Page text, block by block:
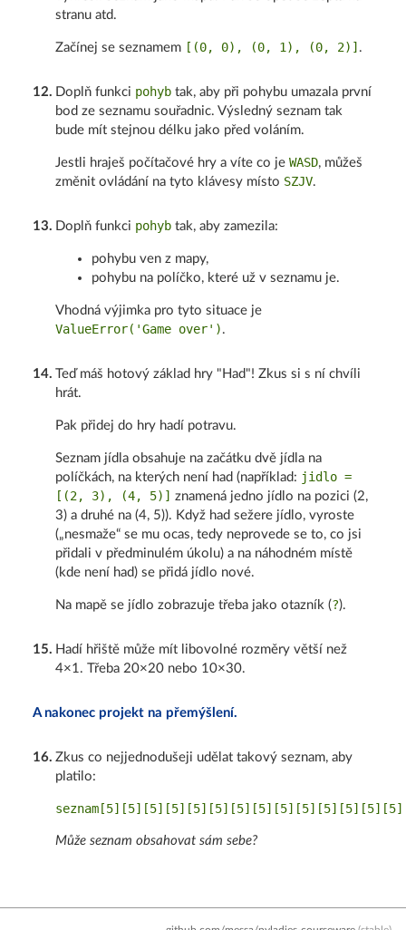
stranu atd.
Začínej se seznamem [(0, 0), (0, 1), (0, 2)] .
12. Doplň funkci pohyb tak, aby při pohybu umazala první
bod ze seznamu souřadnic. Výsledný seznam tak
bude mít stejnou délku jako před voláním.
Jestli hraješ počítačové hry a víte co jeWASD, můžeš
změnit ovládání na tyto klávesy místo SZJV.
13. Doplň funkci pohyb tak, aby zamezila:
pohybu ven z mapy,
pohybu na políčko, které už v seznamu je.
Vhodná výjimka pro tyto situace je
ValueError('Game over') .
14. Teď máš hotový základ hry "Had"! Zkus si s ní chvíli
hrát.
Pak přidej do hry hadí potravu.
Seznam jídla obsahuje na začátku dvě jídla na
políčkách, na kterých není had (například: jidlo =
[(2, 3), (4, 5)] znamená jedno jídlo na pozici (2,
3) a druhé na (4, 5)). Když had sežere jídlo, vyroste
(„nesmaže“ se mu ocas, tedy neprovede se to, co jsi
přidali v předminulém úkolu) a na náhodném místě
(kde není had) se přidá jídlo nové.
Na mapě se jídlo zobrazuje třeba jako otazník (?).
15. Hadí hřiště může mít libovolné rozměry větší než
4×1. Třeba 20×20 nebo 10×30.
A nakonec projekt na přemýšlení.
16. Zkus co nejjednodušeji udělat takový seznam, aby
platilo:
Může seznam obsahovat sám sebe?